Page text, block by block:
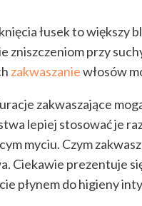
łusek to większy
zniszczeniom przy
zakwaszaniewłosów
zakwaszające
lepiej stosować je
myciu. Czym
Ciekawie prezentuje
płynem do higieny